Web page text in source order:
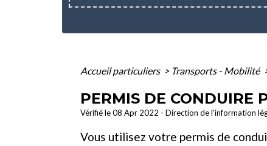
Accueil particuliers > Transports - Mobilité
PERMIS DE CONDUIRE
Vérifié le 08 Apr 2022 - Direction de l'information
Vous utilisez votre permis de